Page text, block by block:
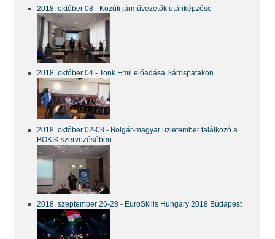
2018. október 08 - Közúti járművezetők utánképzése
2018. október 04 - Tonk Emil előadása Sárospatakon
2018. október 02-03 - Bolgár-magyar üzletember találkozó a
BOKIK szervezésében
2018. szeptember 26-28 - EuroSkills Hungary 2018 Budapest